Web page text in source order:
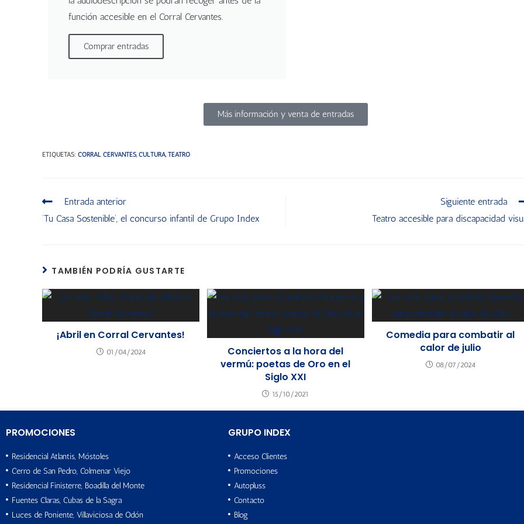
función accesible en el Corral Cervantes.
Comprar entradas
Más información y venta de entradas
ETIQUETAS: CORRAL CERVANTES CULTURA TEATRO
Entrada anterior
‘Tu Casa Sostenible’, el concurso infantil de Grupo Index
Siguiente entrada
Teatro accesible para discapacidad
TAMBIÉN PODRÍA GUSTARTE
¡Abril en Corral Cervantes!
01/04/2024
Conciertos a la hora del
vermú: poetas de Oro en el
Siglo XXI
15/10/2021
Comedia para combatir al
calor de julio
08/07/2024
PROMOCIONES
Residencial Atlantis, Móstoles
Cerro de San Pedro, Colmenar Viejo
Residencial Finisterre, Boadilla del Monte
Fuentes Claras, Cubas de la Sagra
Luces de Poniente, Villaviciosa de Odón
GRUPO INDEX
Acceso Clientes
Promociones
Autopluss
Contacto
Blog